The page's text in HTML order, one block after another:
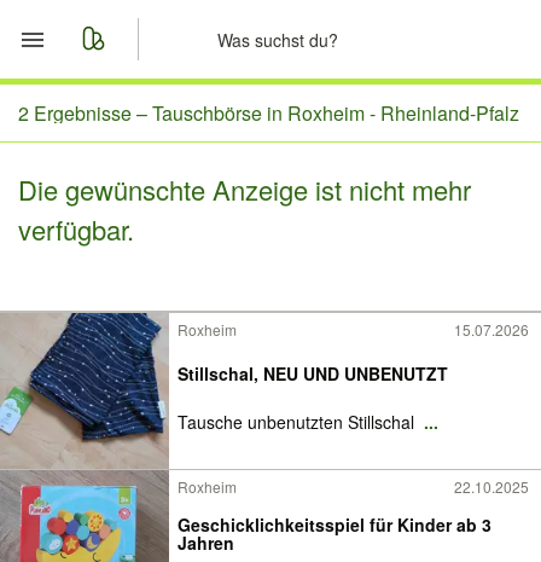
Start
Nachrichten
2 Ergebnisse –Tauschbörse in Roxheim - Rheinland-Pfalz
Die gewünschte Anzeige ist nicht mehr
verfügbar.
Roxheim 15.07.2026
Stillschal, NEU UND UNBENUTZT
Tausche unbenutzten Stillschal ...
Roxheim 22.10.2025
Geschicklichkeitsspiel für Kinder ab 3
Jahren